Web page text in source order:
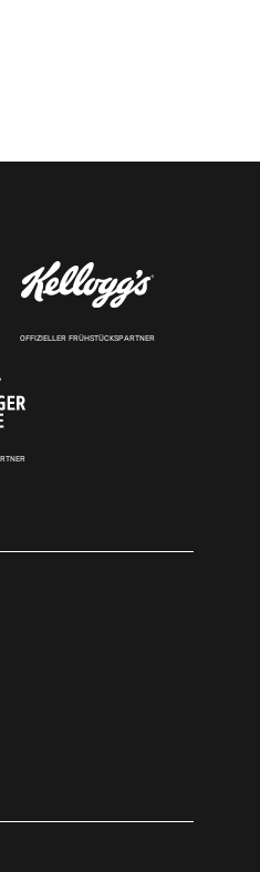
OFFIZIELLER FRÜHSTÜCKSPARTNER